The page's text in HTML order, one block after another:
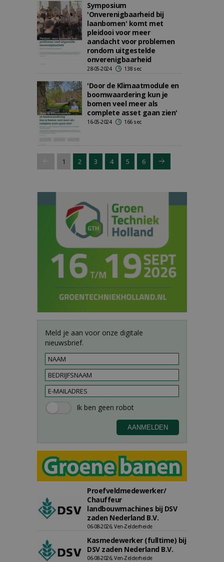
Symposium
'Onverenigbaarheid bij
laanbomen' komt met
pleidooi voor meer
aandacht voor problemen
rondom uitgestelde
onverenigbaarheid
28-05-2024 138 sec
'Door de Klimaatmodule en
boomwaardering kun je
bomen veel meer als
complete asset gaan zien'
16-05-2024 166 sec
1 2 3 4 5 6
Meld je aan voor onze digitale
nieuwsbrief.
Proefveldmedewerker/
Chauffeur
landbouwmachines bij DSV
zaden Nederland B.V.
06-08-2026, Ven-Zelderheide
Kasmedewerker (fulltime) bij
DSV zaden Nederland B.V.
06-08-2026, Ven-Zelderheide